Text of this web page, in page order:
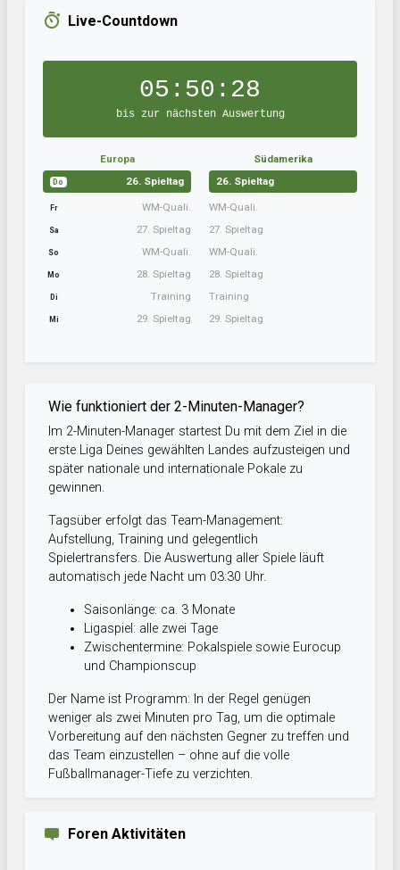
Live-Countdown
05:50:27
bis zur nächsten Auswertung
Europa
Do 26. Spieltag
Fr WM-Quali.
Sa 27. Spieltag
So WM-Quali.
Mo 28. Spieltag
Di Training
Mi 29. Spieltag
Südamerika
26. Spieltag
WM-Quali.
27. Spieltag
WM-Quali.
28. Spieltag
Training
29. Spieltag
Wie funktioniert der 2-Minuten-Manager?
Im 2-Minuten-Manager startest Du mit dem Ziel in die
erste Liga Deines gewählten Landes aufzusteigen und
später nationale und internationale Pokale zu
gewinnen.
Tagsüber erfolgt das Team-Management:
Aufstellung, Training und gelegentlich
Spielertransfers. Die Auswertung aller Spiele läuft
automatisch jede Nacht um 03:30 Uhr.
Saisonlänge: ca. 3 Monate
Ligaspiel: alle zwei Tage
Zwischentermine: Pokalspiele sowie Eurocup
und Championscup
Der Name ist Programm: In der Regel genügen
weniger als zwei Minuten pro Tag, um die optimale
Vorbereitung auf den nächsten Gegner zu treffen und
das Team einzustellen – ohne auf die volle
Fußballmanager-Tiefe zu verzichten.
Foren Aktivitäten